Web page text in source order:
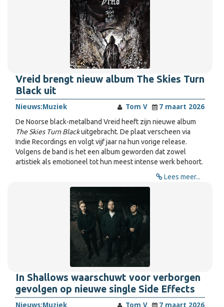
Vreid brengt nieuw album The Skies Turn
Black uit
Nieuws:Muziek Tom V
7 maart 2026
De Noorse black-metalband Vreid heeft zijn nieuwe album
The Skies Turn Blackuitgebracht. De plaat verscheen via
Indie Recordings en volgt vijf jaar na hun vorige release.
Volgens de band is het een album geworden dat zowel
artistiek als emotioneel tot hun meest intense werk behoort.
Lees meer...
In Shallows waarschuwt voor verborgen
gevolgen op nieuwe single Side Effects
Nieuws:Muziek Tom V 7 maart 2026